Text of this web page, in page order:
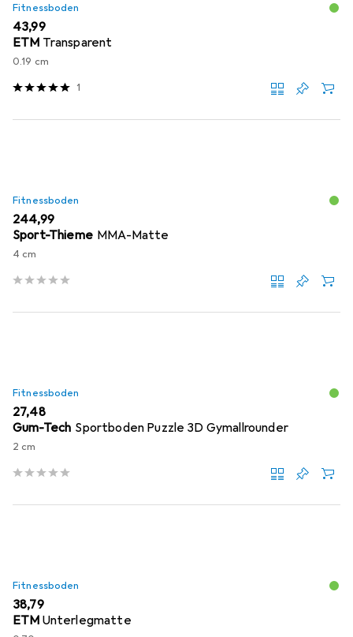
Fitnessboden
EUR
43,99
ETM Transparent
0.19 cm
1
Fitnessboden
EUR
244,99
Sport-Thieme MMA-Matte
4 cm
Fitnessboden
EUR
27,48
Gum-Tech Sportboden Puzzle 3D Gymallrounder
2 cm
Fitnessboden
EUR
38,79
ETM Unterlegmatte